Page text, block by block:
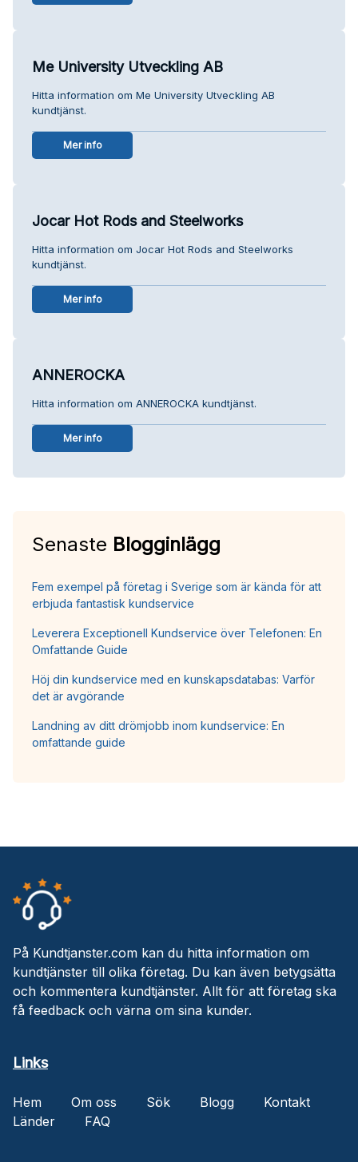
Me University Utveckling AB
Hitta information om Me University Utveckling AB
kundtjänst.
Mer info
Jocar Hot Rods and Steelworks
Hitta information om Jocar Hot Rods and Steelworks
kundtjänst.
Mer info
ANNEROCKA
Hitta information om ANNEROCKA kundtjänst.
Mer info
Senaste Blogginlägg
Fem exempel på företag i Sverige som är kända för att
erbjuda fantastisk kundservice
Leverera Exceptionell Kundservice över Telefonen: En
Omfattande Guide
Höj din kundservice med en kunskapsdatabas: Varför
det är avgörande
Landning av ditt drömjobb inom kundservice: En
omfattande guide
På Kundtjanster.com kan du hitta information om
kundtjänster till olika företag. Du kan även betygsätta
och kommentera kundtjänster. Allt för att företag ska
få feedback och värna om sina kunder.
Links
Hem Om oss Sök Blogg
Kontakt
Länder
FAQ